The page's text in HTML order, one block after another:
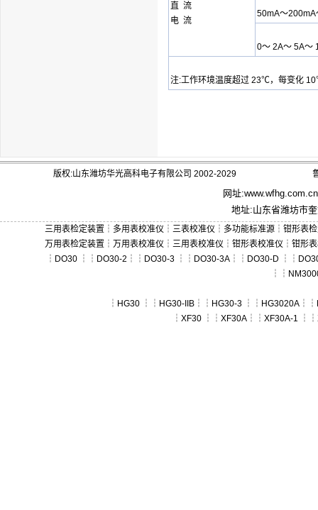
直 流
电 流
50mA～
0～ 2A～ 5A～
注:工作环境温度超过 23℃，每变化
版权:山东潍坊华光高科电子有限公司 2002-2029
网址:www.wfhg.com.cn
地址:山东省潍坊市
三用表检定装置 ┆ 多用表校准仪 ┆ 三表校准仪 ┆ 多功能标准源 ┆ 钳形表
万用表检定装置 ┆ 万用表校准仪 ┆ 三用表校准仪 ┆ 钳形表校准仪 ┆ 钳形
┆ DO30 ┆┆ DO30-2 ┆┆ DO30-3 ┆┆ DO30-3A ┆┆ DO30-D ┆┆
┆┆
┆ HG30 ┆┆ HG30-IIB ┆┆ HG30-3 ┆┆ HG3020A ┆┆
┆ XF30 ┆┆ XF30A ┆┆ XF30A-1 ┆┆